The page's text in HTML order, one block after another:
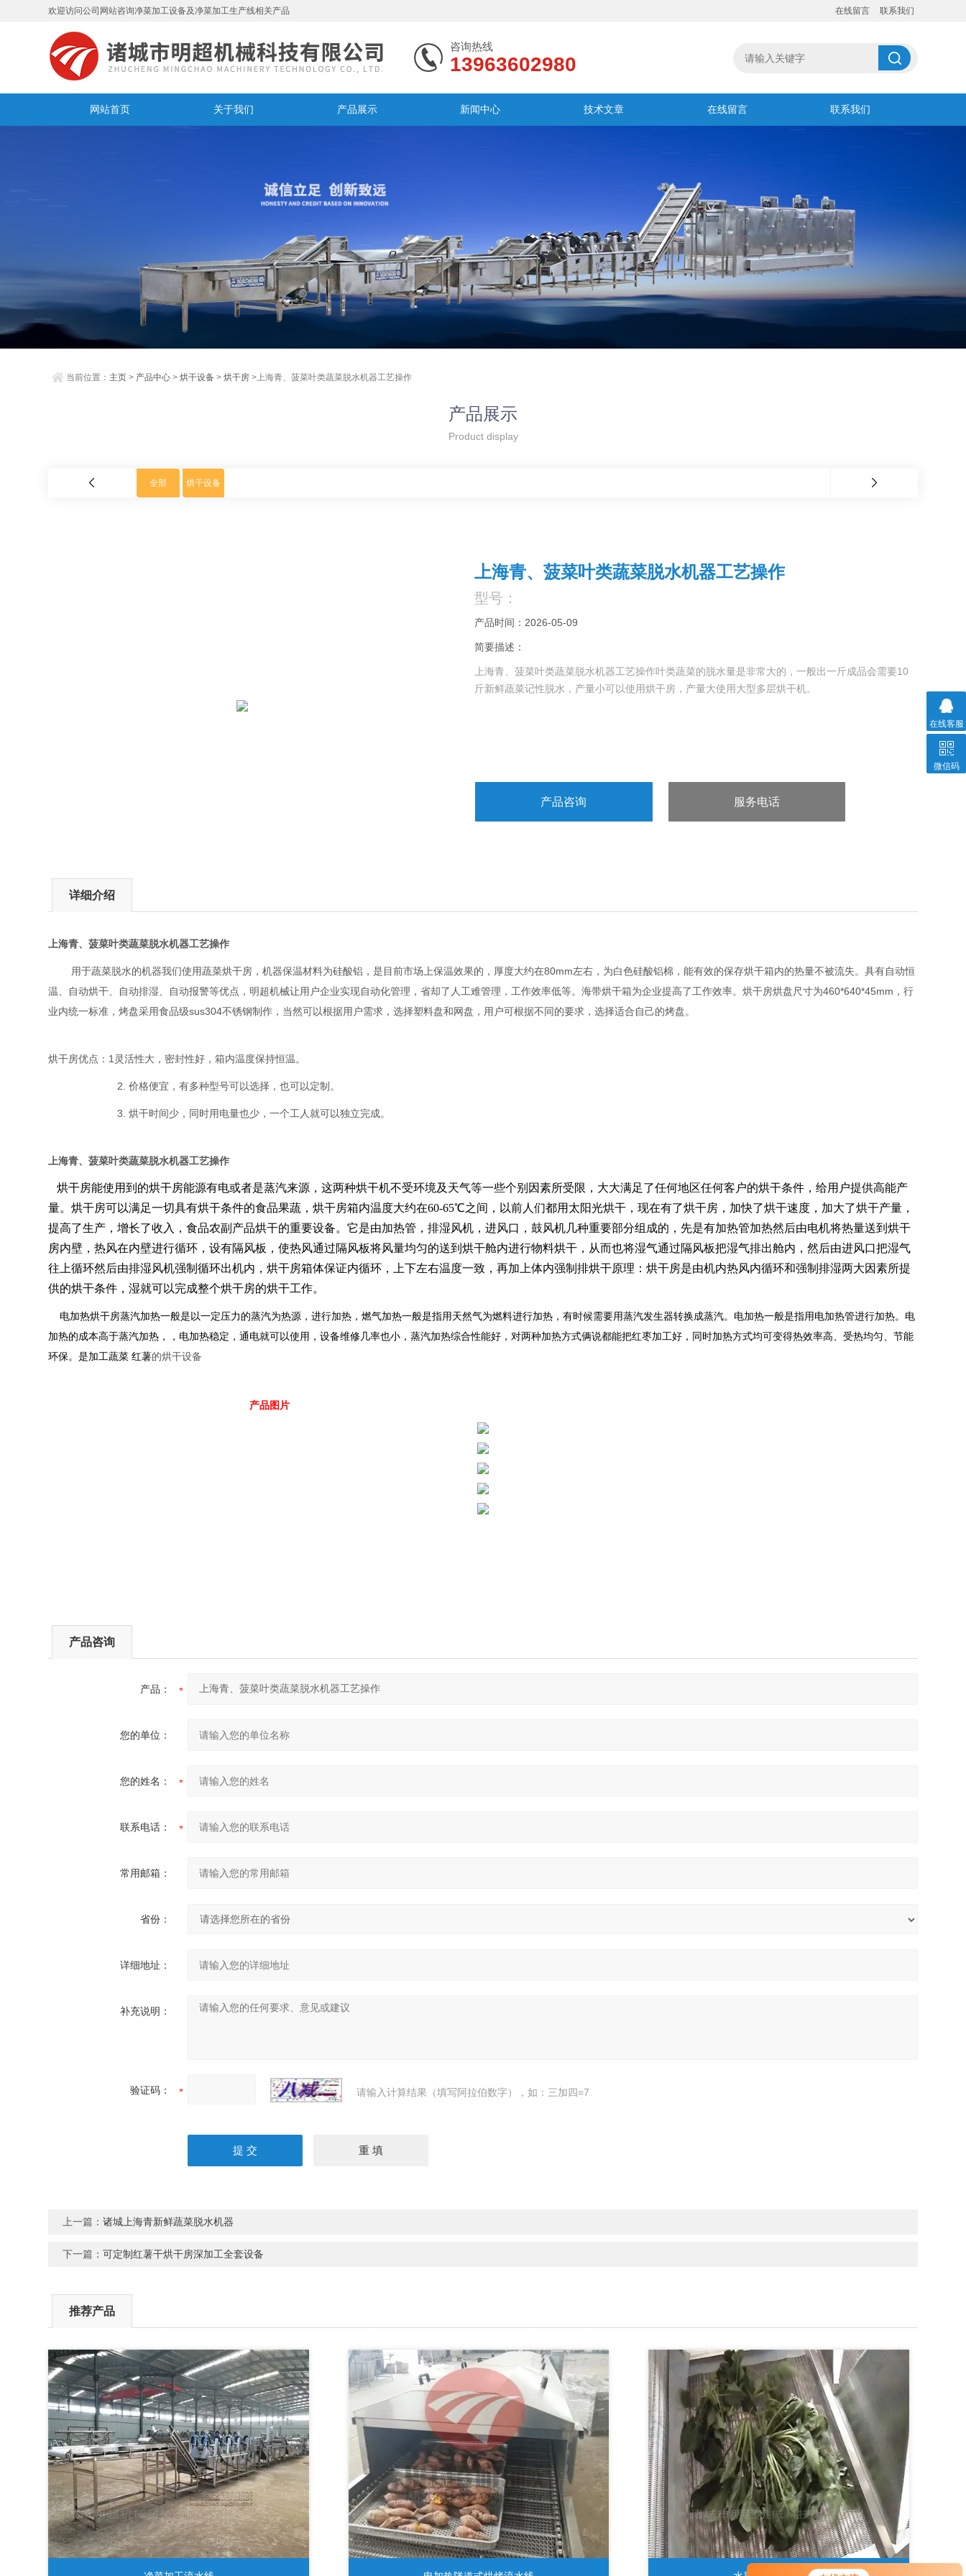
欢迎访问公司网站咨询净菜加工设备及净菜加工生产线相关产品 在线留言 联系我们
咨询热线
13963602980
网站首页 关于我们 产品展示 新闻中心 技术文章 在线留言 联系我们
当前位置： 主页 > 产品中心 >烘干设备 >烘干房 >上海青、菠菜叶类蔬菜脱水机器工艺操作
产品展示
Product display
全部 烘干设备
上海青、菠菜叶类蔬菜脱水机器工艺操作
型号：
产品时间：2026-05-09
简要描述：
上海青、菠菜叶类蔬菜脱水机器工艺操作叶类蔬菜的脱水量是非常大的，一般出一斤成品会需要10
斤新鲜蔬菜记性脱水，产量小可以使用烘干房，产量大使用大型多层烘干机。
产品咨询 服务电话
详细介绍
上海青、菠菜叶类蔬菜脱水机器工艺操作
用于蔬菜脱水的机器我们使用蔬菜烘干房，机器保温材料为硅酸铝，是目前市场上保温效果的，厚度大约在80mm左右，为白色硅酸铝棉，能有效的保存烘干箱内的热量不被流失。具有自动恒
温、自动烘干、自动排湿、自动报警等优点，明超机械让用户企业实现自动化管理，省却了人工难管理，工作效率低等。海带烘干箱为企业提高了工作效率。烘干房烘盘尺寸为460*640*45mm，行
业内统一标准，烤盘采用食品级sus304不锈钢制作，当然可以根据用户需求，选择塑料盘和网盘，用户可根据不同的要求，选择适合自己的烤盘。
烘干房优点：1灵活性大，密封性好，箱内温度保持恒温。
2. 价格便宜，有多种型号可以选择，也可以定制。
3. 烘干时间少，同时用电量也少，一个工人就可以独立完成。
上海青、菠菜叶类蔬菜脱水机器工艺操作
烘干房能使用到的烘干房能源有电或者是蒸汽来源，这两种烘干机不受环境及天气等一些个别因素所受限，大大满足了任何地区任何客户的烘干条件，给用户提供高能产
量。烘干房可以满足一切具有烘干条件的食品果蔬，烘干房箱内温度大约在60-65℃之间，以前人们都用太阳光烘干，现在有了烘干房，加快了烘干速度，加大了烘干产量，
提高了生产，增长了收入，食品农副产品烘干的重要设备。它是由加热管，排湿风机，进风口，鼓风机几种重要部分组成的，先是有加热管加热然后由电机将热量送到烘干
房内壁，热风在内壁进行循环，设有隔风板，使热风通过隔风板将风量均匀的送到烘干舱内进行物料烘干，从而也将湿气通过隔风板把湿气排出舱内，然后由进风口把湿气
往上循环然后由排湿风机强制循环出机内，烘干房箱体保证内循环，上下左右温度一致，再加上体内强制排烘干原理：烘干房是由机内热风内循环和强制排湿两大因素所提
供的烘干条件，湿就可以完成整个烘干房的烘干工作。
电加热烘干房蒸汽加热一般是以一定压力的蒸汽为热源，进行加热，燃气加热一般是指用天然气为燃料进行加热，有时候需要用蒸汽发生器转换成蒸汽。电加热一般是指用电加热管进行加热。电
加热的成本高于蒸汽加热，，电加热稳定，通电就可以使用，设备维修几率也小，蒸汽加热综合性能好，对两种加热方式俩说都能把红枣加工好，同时加热方式均可变得热效率高、受热均匀、节能
环保。是加工蔬菜 红薯的烘干设备
产品图片
产品咨询
产品：
您的单位：
您的姓名：
联系电话：
常用邮箱：
省份：
详细地址：
补充说明：
验证码： 请输入计算结果（填写阿拉伯数字），如：三加四=7
上一篇：诸城上海青新鲜蔬菜脱水机器
下一篇：可定制红薯干烘干房深加工全套设备
推荐产品
在线客服
微信码